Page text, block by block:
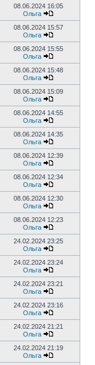
08.06.2024 16:05
Ольга
08.06.2024 15:57
Ольга
08.06.2024 15:55
Ольга
08.06.2024 15:48
Ольга
08.06.2024 15:09
Ольга
08.06.2024 14:55
Ольга
08.06.2024 14:35
Ольга
08.06.2024 12:39
Ольга
08.06.2024 12:34
Ольга
08.06.2024 12:30
Ольга
08.06.2024 12:23
Ольга
24.02.2024 23:25
Ольга
24.02.2024 23:24
Ольга
24.02.2024 23:21
Ольга
24.02.2024 23:16
Ольга
24.02.2024 21:21
Ольга
24.02.2024 21:19
Ольга